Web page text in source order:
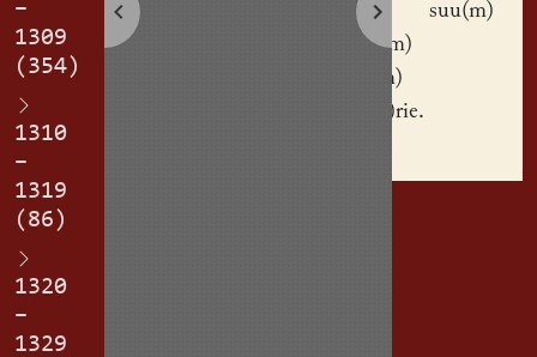
–
1309
(354)
1310
–
1319
(86)
1320
–
1329
Clem
suu(m)
di(midium)
allodiu(m)
h(eredita)rie.